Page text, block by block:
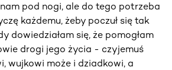
pod nogi, ale do tego potrzeba
każdemu, żeby poczuł się tak
dowiedziałam się, że pomogłam
drogi jego życia - czyjemuś
wujkowi może i dziadkowi, a